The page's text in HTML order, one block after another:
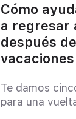
Cómo
a regresar
después
vacaciones
Te damos
para una